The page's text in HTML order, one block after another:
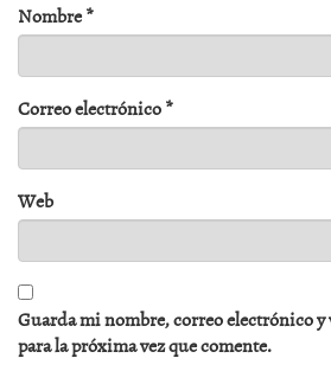
Nombre*
Correo electrónico*
Web
Guarda mi nombre, correo electrónico y
para la próxima vez que comente.